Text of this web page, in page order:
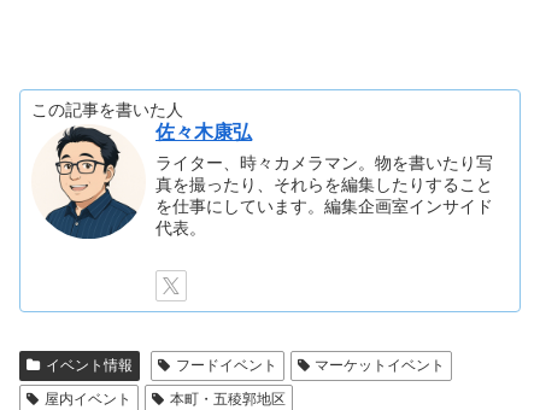
この記事を書いた人
佐々木康弘
ライター、時々カメラマン。物を書いたり写
真を撮ったり、それらを編集したりすること
を仕事にしています。編集企画室インサイド
代表。
イベント情報 フードイベント
マーケットイベント
屋内イベント
本町・五稜郭地区